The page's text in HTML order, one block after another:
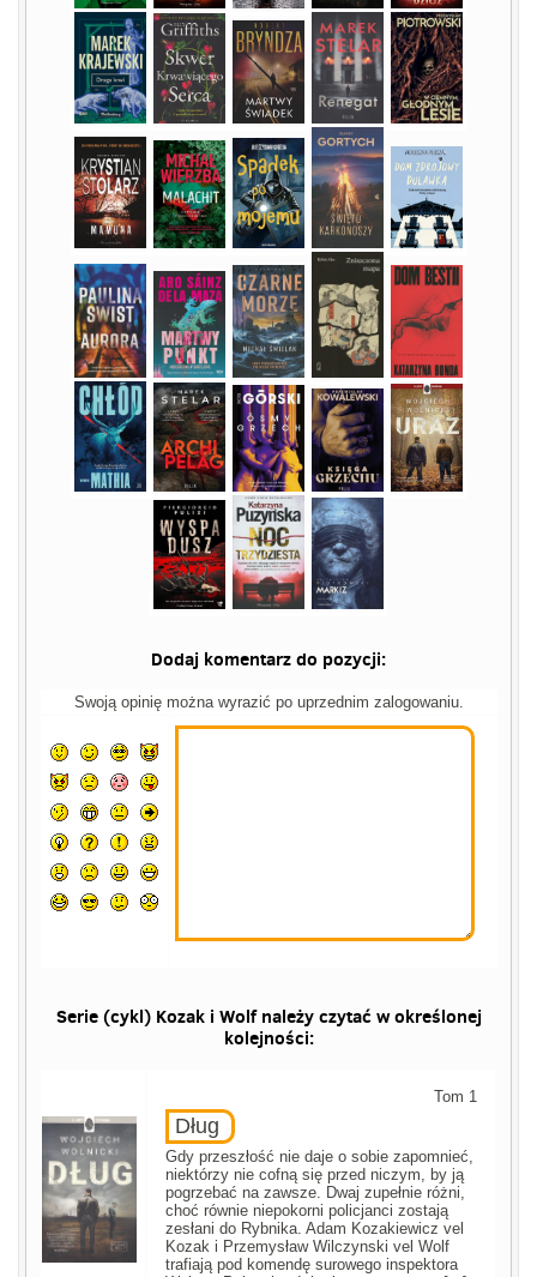
Dodaj komentarz do pozycji:
Swoją opinię można wyrazić po uprzednim zalogowaniu.
Serie (cykl) Kozak i Wolf należy czytać w określonej
kolejności:
Tom 1
Dług
Gdy przeszłość nie daje o sobie zapomnieć,
niektórzy nie cofną się przed niczym, by ją
pogrzebać na zawsze. Dwaj zupełnie różni,
choć równie niepokorni policjanci zostają
zesłani do Rybnika. Adam Kozakiewicz vel
Kozak i Przemysław Wilczynski vel Wolf
trafiają pod komendę surowego inspektora